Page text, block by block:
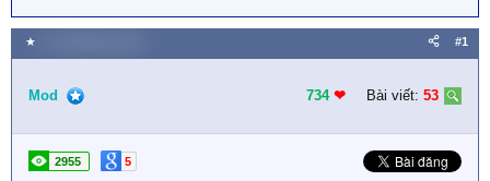
★ #1
Mod 734 ❤︎ Bài viết: 53
2955 5